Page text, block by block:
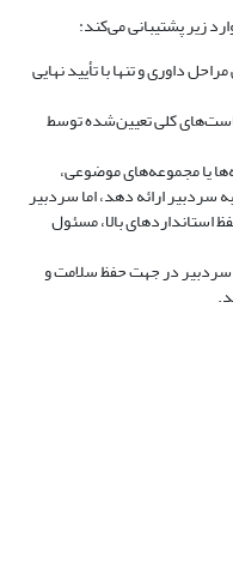
زیر پشتیبانی می‌کند:
داوری و تنها با تأیید نهایی
کلی تعیین‌شده توسط
یا مجموعه‌های موضوعی،
سردبیر ارائه دهد، اما سردبیر
استانداردهای بالا، مسئول
سردبیر در جهت حفظ سلامت و